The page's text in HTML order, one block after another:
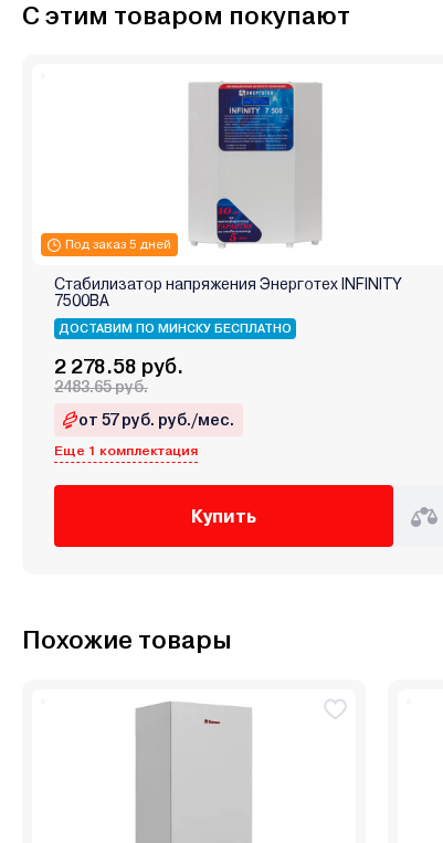
С этим товаром покупают
Под заказ 5 дней
Стабилизатор напряжения Энерготех INFINITY
7500ВА
ДОСТАВИМ ПО МИНСКУ БЕСПЛАТНО
2 278.58 руб.
2483.65 руб.
от 57 руб. руб./мес.
Еще 1 комплектация
Купить
Похожие товары